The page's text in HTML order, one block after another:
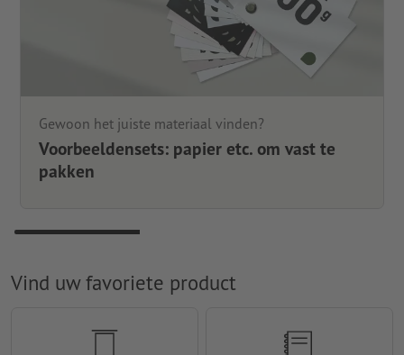
Gewoon het juiste materiaal vinden?
Voorbeeldensets: papier etc. om vast te
pakken
Vind uw favoriete product